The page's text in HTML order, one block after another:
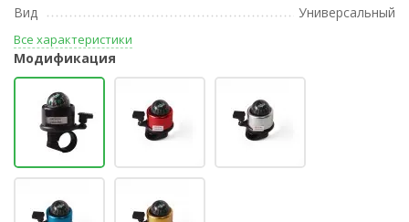
Вид
Универсальный
Все характеристики
Модификация